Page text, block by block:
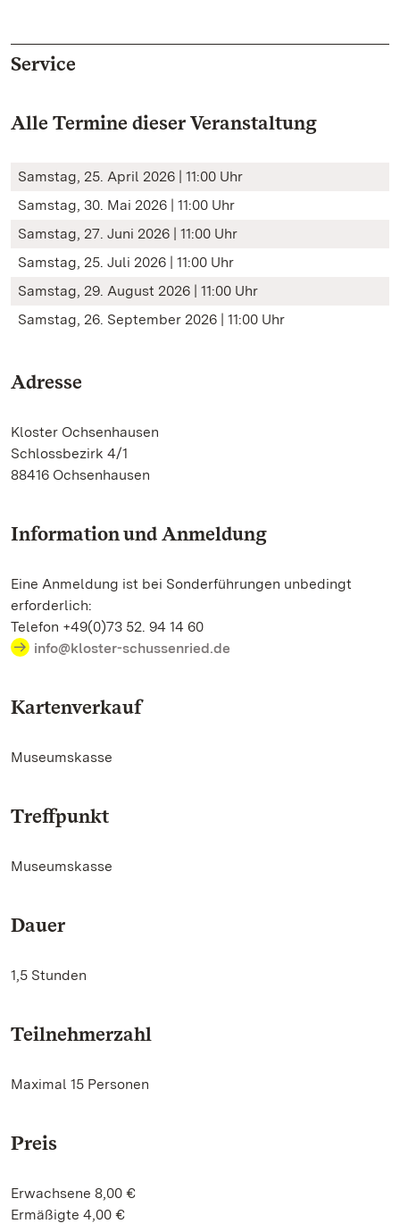
Service
Alle Termine dieser Veranstaltung
Samstag, 25. April 2026 | 11:00 Uhr
Samstag, 30. Mai 2026 | 11:00 Uhr
Samstag, 27. Juni 2026 | 11:00 Uhr
Samstag, 25. Juli 2026 | 11:00 Uhr
Samstag, 29. August 2026 | 11:00 Uhr
Samstag, 26. September 2026 | 11:00 Uhr
Adresse
Kloster Ochsenhausen
Schlossbezirk 4/1
88416 Ochsenhausen
Information und Anmeldung
Eine Anmeldung ist bei Sonderführungen unbedingt
erforderlich:
Telefon +49(0)73 52. 94 14 60
info@kloster-schussenried.de
Kartenverkauf
Museumskasse
Treffpunkt
Museumskasse
Dauer
1,5 Stunden
Teilnehmerzahl
Maximal 15 Personen
Preis
Erwachsene 8,00 €
Ermäßigte 4,00 €